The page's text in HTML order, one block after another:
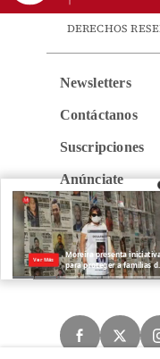
DERECHOS
Newsletters
Contáctanos
Suscripciones
Anúnciate